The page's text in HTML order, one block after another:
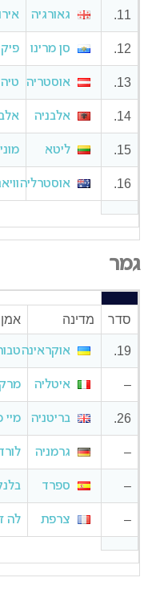
11. גאורגיה
12. סן מרינו
13. אוסטריה
14. אלבניה
15. ליטא
16. אוסטרליה
גמר
סדר מדינה אמן
19. אוקראינה
– איטליה
26. בריטניה מיי
– גרמניה
– ספרד
– צרפת לה